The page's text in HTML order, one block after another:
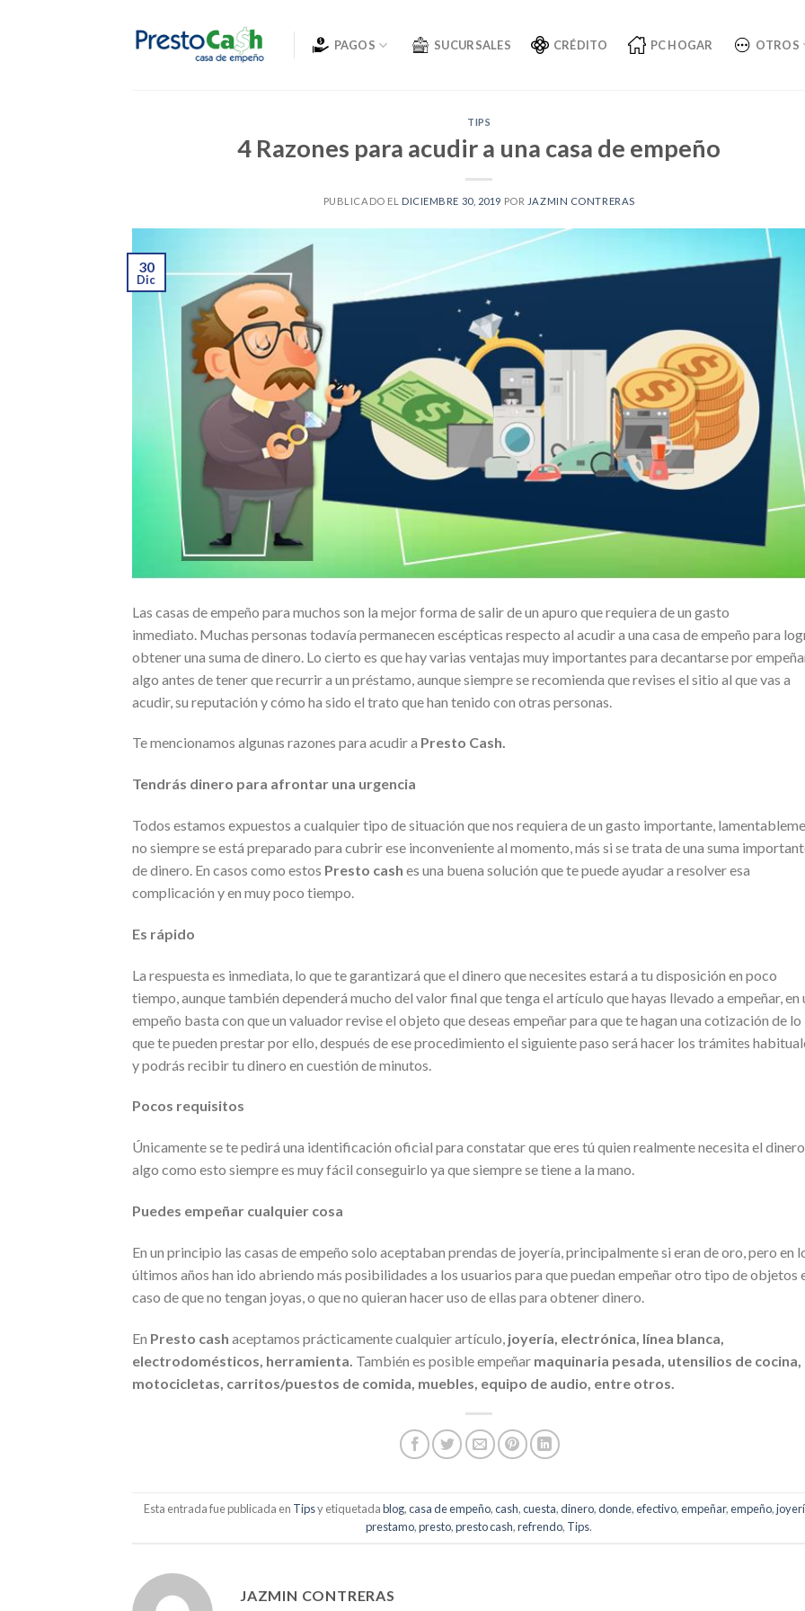
PAGOS SUCURSALES CRÉDITO PC HOGAR OTROS
TIPS
4 Razones para acudir a una casa de empeño
PUBLICADO EL DICIEMBRE 30, 2019 POR JAZMIN CONTRERAS
30
Dic
Las casas de empeño para muchos son la mejor forma de salir de un apuro que requiera de un gasto
inmediato. Muchas personas todavía permanecen escépticas respecto al acudir a una casa de empeño para
obtener una suma de dinero. Lo cierto es que hay varias ventajas muy importantes para decantarse por
algo antes de tener que recurrir a un préstamo, aunque siempre se recomienda que revises el sitio al que vas a
acudir, su reputación y cómo ha sido el trato que han tenido con otras personas.
Te mencionamos algunas razones para acudir a Presto Cash.
Tendrás dinero para afrontar una urgencia
Todos estamos expuestos a cualquier tipo de situación que nos requiera de un gasto importante,
no siempre se está preparado para cubrir ese inconveniente al momento, más si se trata de una suma
de dinero. En casos como estos Presto cash es una buena solución que te puede ayudar a resolver esa
complicación y en muy poco tiempo.
Es rápido
La respuesta es inmediata, lo que te garantizará que el dinero que necesites estará a tu disposición en poco
tiempo, aunque también dependerá mucho del valor final que tenga el artículo que hayas llevado a empeñar, en
empeño basta con que un valuador revise el objeto que deseas empeñar para que te hagan una cotización de lo
que te pueden prestar por ello, después de ese procedimiento el siguiente paso será hacer los trámites
y podrás recibir tu dinero en cuestión de minutos.
Pocos requisitos
Únicamente se te pedirá una identificación oficial para constatar que eres tú quien realmente necesita el
algo como esto siempre es muy fácil conseguirlo ya que siempre se tiene a la mano.
Puedes empeñar cualquier cosa
En un principio las casas de empeño solo aceptaban prendas de joyería, principalmente si eran de oro, pero en
últimos años han ido abriendo más posibilidades a los usuarios para que puedan empeñar otro tipo de objetos
caso de que no tengan joyas, o que no quieran hacer uso de ellas para obtener dinero.
En Presto cash aceptamos prácticamente cualquier artículo, joyería, electrónica, línea blanca,
electrodomésticos, herramienta. También es posible empeñar maquinaria pesada, utensilios de cocina,
motocicletas, carritos/puestos de comida, muebles, equipo de audio, entre otros.
Esta entrada fue publicada en Tipsy etiquetadablog,casa de empeño,cash,cuesta,dinero,donde,efectivo,empeñar,empeño,
prestamo,presto,presto cash,refrendo, Tips.
JAZMIN CONTRERAS